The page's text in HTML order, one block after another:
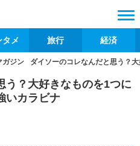
タメ 旅行 経済
ガジン ダイソーのコレなんだと思う？
う？大好きなものを1つに
いカラビナ